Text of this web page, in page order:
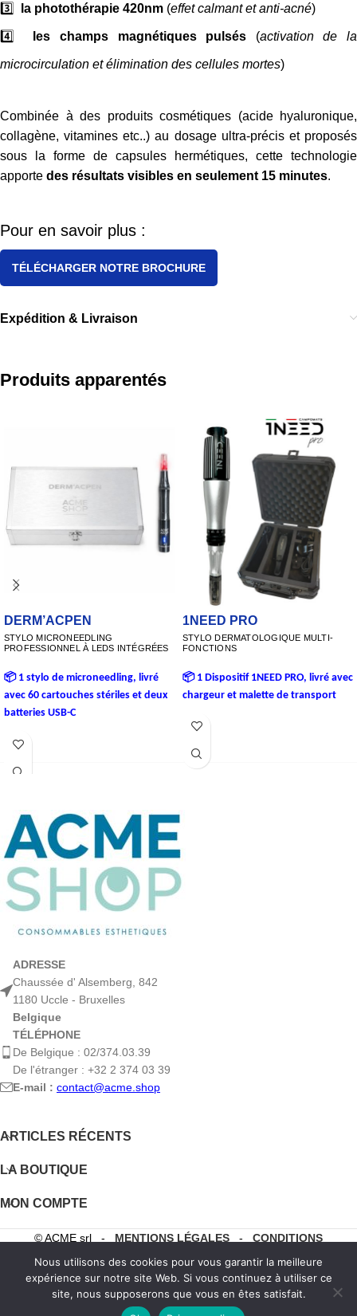
3️⃣ la photothérapie 420nm (effet calmant et anti-acné)
4️⃣ les champs magnétiques pulsés (activation de la
microcirculation et élimination des cellules mortes)
Combinée à des produits cosmétiques (acide hyaluronique,
collagène, vitamines etc..) au dosage ultra-précis et proposés
sous la forme de capsules hermétiques, cette technologie
apporte des résultats visibles en seulement 15 minutes.
Pour en savoir plus :
TÉLÉCHARGER NOTRE BROCHURE
Expédition & Livraison
Produits apparentés
DERM’ACPEN
STYLO MICRONEEDLING
PROFESSIONNEL À LEDS INTÉGRÉES
📦 1 stylo de microneedling, livré
avec 60 cartouches stériles et deux
batteries USB-C
1NEED PRO
STYLO DERMATOLOGIQUE MULTI-
FONCTIONS
📦 1 Dispositif 1NEED PRO, livré avec
chargeur et malette de transport
ADRESSE
Chaussée d' Alsemberg, 842
1180 Uccle - Bruxelles
Belgique
TÉLÉPHONE
De Belgique : 02/374.03.39
De l'étranger : +32 2 374 03 39
E-mail : contact@acme.shop
ARTICLES RÉCENTS
LA BOUTIQUE
MON COMPTE
© ACME srl - MENTIONS LÉGALES - CONDITIONS
GÉNÉRALES DE VENTE
Nous utilisons des cookies pour vous garantir la meilleure
expérience sur notre site Web. Si vous continuez à utiliser ce
site, nous supposerons que vous en êtes satisfait.